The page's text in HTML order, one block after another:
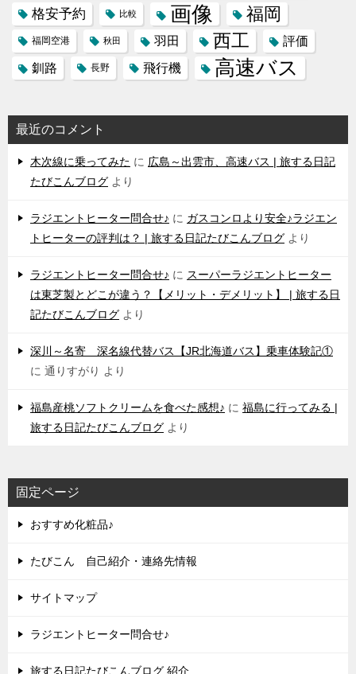
格安予約 比較 画像 福岡
福岡空港 秋田 羽田 西工
評価
釧路
長野 飛行機 高速バス
最近のコメント
木次線に乗ってみた に 広島～出雲市、高速バス | 旅する日記
たびこんブログ より
ラジエントヒーター問合せ♪ に ガスコンロより安全♪ラジエン
トヒーターの評判は？ | 旅する日記たびこんブログ より
ラジエントヒーター問合せ♪ に スーパーラジエントヒーター
は東芝製とどこが違う？【メリット・デメリット】 | 旅する日
記たびこんブログ より
深川～名寄 深名線代替バス【JR北海道バス】乗車体験記①
に 通りすがり より
福島産桃ソフトクリームを食べた感想♪ に 福島に行ってみる |
旅する日記たびこんブログ より
固定ページ
おすすめ化粧品♪
たびこん 自己紹介・連絡先情報
サイトマップ
ラジエントヒーター問合せ♪
旅する日記たびこんブログ 紹介